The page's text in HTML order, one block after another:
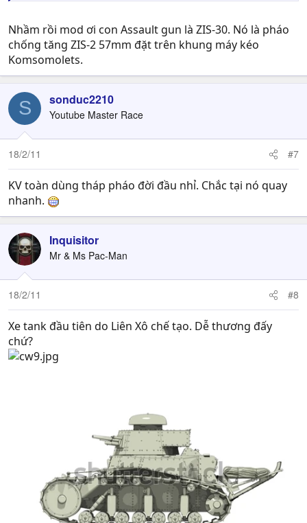
Nhầm rồi mod ơi con Assault gun là ZIS-30. Nó là pháo
chống tăng ZIS-2 57mm đặt trên khung máy kéo
Komsomolets.
S sonduc2210
Youtube Master Race
18/2/11 #7
KV toàn dùng tháp pháo đời đầu nhỉ. Chắc tại nó quay
nhanh.
Inquisitor
Mr & Ms Pac-Man
18/2/11 #8
Xe tank đầu tiên do Liên Xô chế tạo. Dễ thương đấy
chứ?